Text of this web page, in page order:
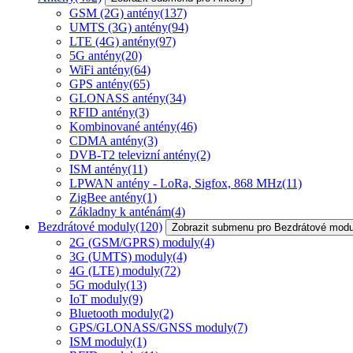
GSM (2G) antény(137)
UMTS (3G) antény(94)
LTE (4G) antény(97)
5G antény(20)
WiFi antény(64)
GPS antény(65)
GLONASS antény(34)
RFID antény(3)
Kombinované antény(46)
CDMA antény(3)
DVB-T2 televizní antény(2)
ISM antény(11)
LPWAN antény - LoRa, Sigfox, 868 MHz(11)
ZigBee antény(1)
Základny k anténám(4)
Bezdrátové moduly(120) Zobrazit submenu pro Bezdrátové
2G (GSM/GPRS) moduly(4)
3G (UMTS) moduly(4)
4G (LTE) moduly(72)
5G moduly(13)
IoT moduly(9)
Bluetooth moduly(2)
GPS/GLONASS/GNSS moduly(7)
ISM moduly(1)